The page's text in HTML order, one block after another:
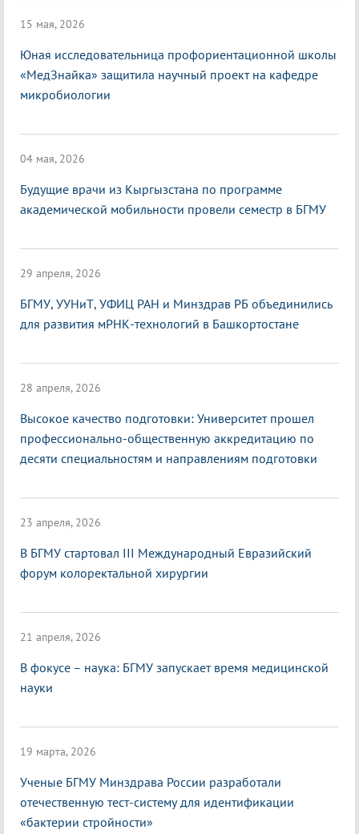
15 мая, 2026
Юная исследовательница профориентационной школы
«МедЗнайка» защитила научный проект на кафедре
микробиологии
04 мая, 2026
Будущие врачи из Кыргызстана по программе
академической мобильности провели семестр в БГМУ
29 апреля, 2026
БГМУ, УУНиТ, УФИЦ РАН и Минздрав РБ объединились
для развития мРНК-технологий в Башкортостане
28 апреля, 2026
Высокое качество подготовки: Университет прошел
профессионально-общественную аккредитацию по
десяти специальностям и направлениям подготовки
23 апреля, 2026
В БГМУ стартовал III Международный Евразийский
форум колоректальной хирургии
21 апреля, 2026
В фокусе – наука: БГМУ запускает время медицинской
науки
19 марта, 2026
Ученые БГМУ Минздрава России разработали
отечественную тест-систему для идентификации
«бактерии стройности»